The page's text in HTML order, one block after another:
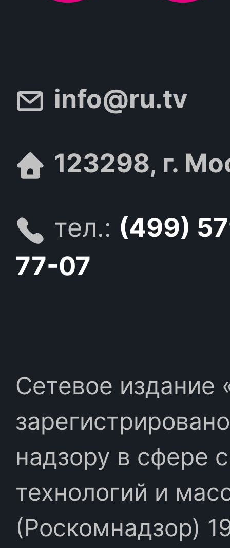
info@ru.tv
123298, г.
тел.: (499)
77-07
Сетевое издание
надзору в сфере
технологий и
(Роскомнадзор)